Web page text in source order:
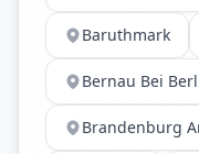
Baruthmark
Bernau Bei
Brandenburg